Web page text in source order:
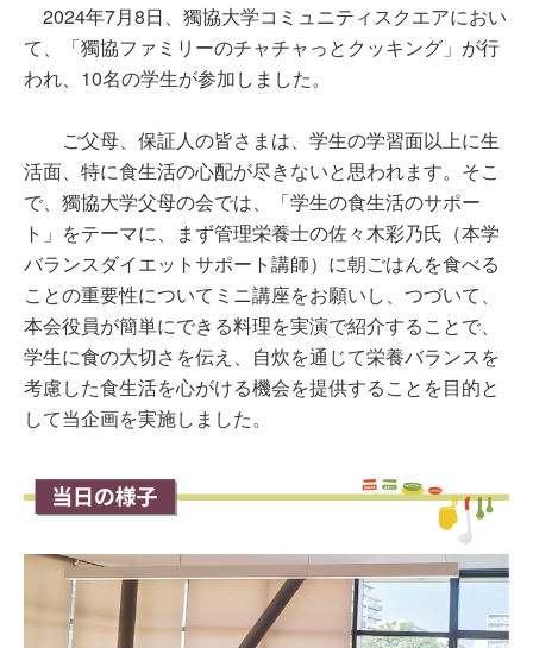
2024年7月8日、獨協大学コミュニティスクエアにおい
て、「獨協ファミリーのチャチャっとクッキング」が行
われ、10名の学生が参加しました。
ご父母、保証人の皆さまは、学生の学習面以上に生
活面、特に食生活の心配が尽きないと思われます。そこ
で、獨協大学父母の会では、「学生の食生活のサポー
ト」をテーマに、まず管理栄養士の佐々木彩乃氏（本学
バランスダイエットサポート講師）に朝ごはんを食べる
ことの重要性についてミニ講座をお願いし、つづいて、
本会役員が簡単にできる料理を実演で紹介することで、
学生に食の大切さを伝え、自炊を通じて栄養バランスを
考慮した食生活を心がける機会を提供することを目的と
して当企画を実施しました。